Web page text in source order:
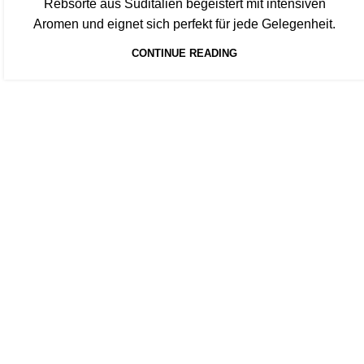
Rebsorte aus Süditalien begeistert mit intensiven
Aromen und eignet sich perfekt für jede Gelegenheit.
CONTINUE READING